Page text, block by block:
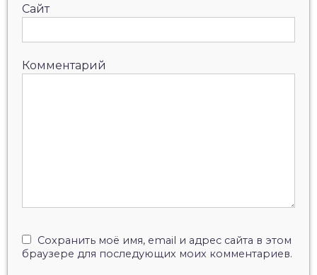
Сайт
Комментарий
Сохранить моё имя, email и адрес сайта в этом
браузере для последующих моих комментариев.